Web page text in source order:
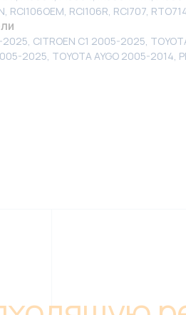
RCI106OEM, RCI106R, RCI707,
CITROEN C1 2005-2025,
2025, TOYOTA AYGO 2005-2014,